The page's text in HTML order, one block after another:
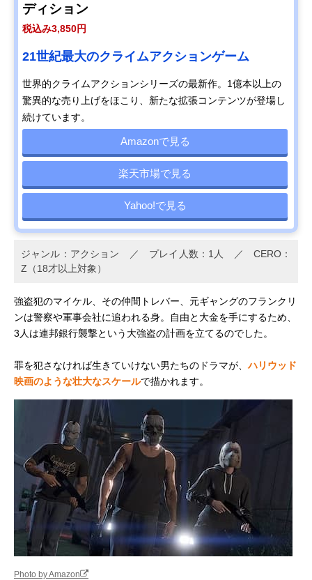
ディション
税込み3,850円
21世紀最大のクライムアクションゲーム
世界的クライムアクションシリーズの最新作。1億本以上の
驚異的な売り上げをほこり、新たな拡張コンテンツが登場し
続けています。
Amazonで見る
楽天市場で見る
Yahoo!で見る
ジャンル：アクション ／ プレイ人数：1人 ／ CERO：
Z（18才以上対象）
強盗犯のマイケル、その仲間トレバー、元ギャングのフランクリ
ンは警察や軍事会社に追われる身。自由と大金を手にするため、
3人は連邦銀行襲撃という大強盗の計画を立てるのでした。
罪を犯さなければ生きていけない男たちのドラマが、ハリウッド
映画のような壮大なスケールで描かれます。
Photo by Amazon